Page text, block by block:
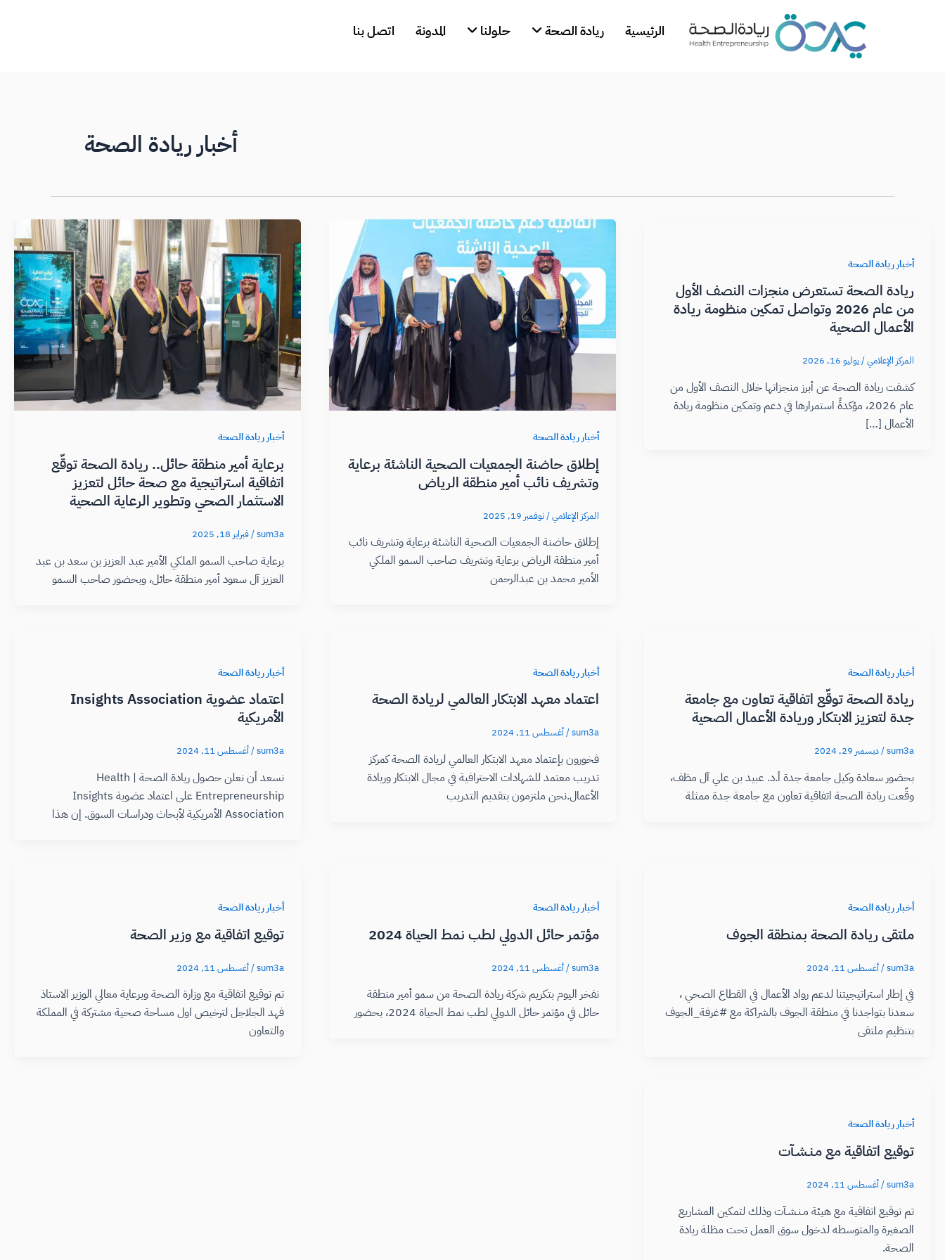
الرئيسية ريادة الصحة حلولنا المدونة اتصل بنا
أخبار ريادة الصحة
أخبار ريادة الصحة
ريادة الصحة تستعرض منجزات النصف الأول
من عام 2026 وتواصل تمكين منظومة ريادة
الأعمال الصحية
المركز الإعلامي/يوليو 16, 2026
كشفت ريادة الصحة عن أبرز منجزاتها خلال النصف الأول من
عام 2026، مؤكدةً استمرارها في دعم وتمكين منظومة ريادة
الأعمال […]
أخبار ريادة الصحة
إطلاق حاضنة الجمعيات الصحية الناشئة برعاية
وتشريف نائب أمير منطقة الرياض
المركز الإعلامي/نوفمبر 19, 2025
إطلاق حاضنة الجمعيات الصحية الناشئة برعاية وتشريف نائب
أمير منطقة الرياض برعاية وتشريف صاحب السمو الملكي
الأمير محمد بن عبدالرحمن
أخبار ريادة الصحة
برعاية أمير منطقة حائل.. ريادة الصحة توقّع
اتفاقية استراتيجية مع صحة حائل لتعزيز
الاستثمار الصحي وتطوير الرعاية الصحية
sum3a
/فبراير 18, 2025
برعاية صاحب السمو الملكي الأمير عبد العزيز بن سعد بن عبد
العزيز آل سعود أمير منطقة حائل، وبحضور صاحب السمو
أخبار ريادة الصحة
ريادة الصحة توقّع اتفاقية تعاون مع جامعة
جدة لتعزيز الابتكار وريادة الأعمال الصحية
sum3a
/ديسمبر 29, 2024
بحضور سعادة وكيل جامعة جدة أ.د. عبيد بن علي آل مظف،
وقّعت ريادة الصحة اتفاقية تعاون مع جامعة جدة ممثلة
أخبار ريادة الصحة
اعتماد معهد الابتكار العالمي لريادة الصحة
sum3a
/أغسطس 11, 2024
فخورون بإعتماد معهد الابتكار العالمي لريادة الصحة كمركز
تدريب معتمد للشهادات الاحترافية في مجال الابتكار وريادة
الأعمال.نحن ملتزمون بتقديم التدريب
أخبار ريادة الصحة
اعتماد عضوية Insights Association
الأمريكية
sum3a
/أغسطس 11, 2024
نسعد أن نعلن حصول ريادة الصحة | Health
Entrepreneurship على اعتماد عضوية Insights
Association الأمريكية لأبحاث ودراسات السوق. إن هذا
أخبار ريادة الصحة
ملتقى ريادة الصحة بمنطقة الجوف
sum3a
/أغسطس 11, 2024
في إطار استراتيجيتنا لدعم رواد الأعمال في القطاع الصحي ،
سعدنا بتواجدنا في منطقة الجوف بالشراكة مع #غرفة_الجوف
بتنظيم ملتقى
أخبار ريادة الصحة
مؤتمر حائل الدولي لطب نمط الحياة 2024
sum3a
/أغسطس 11, 2024
نفخر اليوم بتكريم شركة ريادة الصحة من سمو أمير منطقة
حائل في مؤتمر حائل الدولي لطب نمط الحياة 2024، بحضور
أخبار ريادة الصحة
توقيع اتفاقية مع وزير الصحة
sum3a
/أغسطس 11, 2024
تم توقيع اتفاقية مع وزارة الصحة وبرعاية معالي الوزير الاستاذ
فهد الجلاجل لترخيص اول مساحة صحية مشتركة في المملكة
والتعاون
أخبار ريادة الصحة
توقيع اتفاقية مع مـنـشـآت
sum3a
/أغسطس 11, 2024
تم توقيع اتفاقية مع هيئة مـنـشـآت وذلك لتمكين المشاريع
الصغيرة والمتوسطه لدخول سوق العمل تحت مظلة ريادة
الصحة.